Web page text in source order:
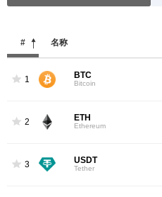
# 名称
1 BTC
Bitcoin
2 ETH
Ethereum
3 USDT
Tether